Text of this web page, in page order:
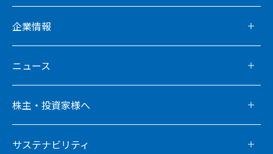
企業情報
ニュース
株主・投資家様へ
サステナビリティ